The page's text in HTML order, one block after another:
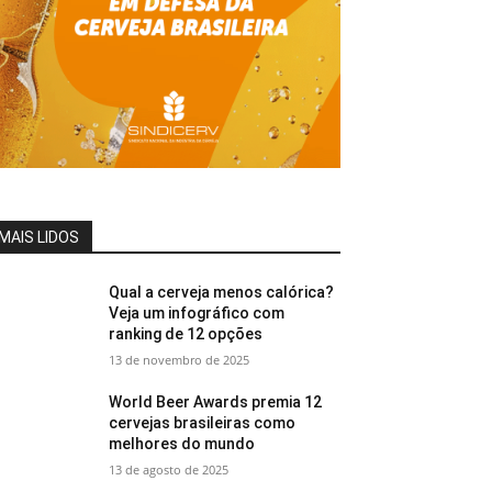
LIDOS
Qual a cerveja menos calórica?
Veja um infográfico com
ranking de 12 opções
13 de novembro de 2025
World Beer Awards premia 12
cervejas brasileiras como
melhores do mundo
13 de agosto de 2025